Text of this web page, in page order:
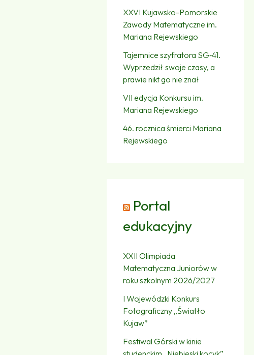
XXVI Kujawsko-Pomorskie
Zawody Matematyczne im.
Mariana Rejewskiego
Tajemnice szyfratora SG‑41.
Wyprzedził swoje czasy, a
prawie nikt go nie znał
VII edycja Konkursu im.
Mariana Rejewskiego
46. rocznica śmierci Mariana
Rejewskiego
Portal
edukacyjny
XXII Olimpiada
Matematyczna Juniorów w
roku szkolnym 2026/2027
I Wojewódzki Konkurs
Fotograficzny „Światło
Kujaw”
Festiwal Górski w kinie